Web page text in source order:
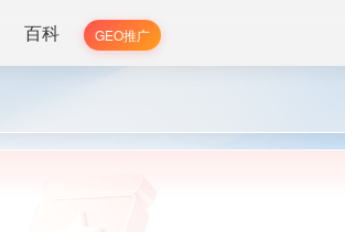
百科 GEO推广